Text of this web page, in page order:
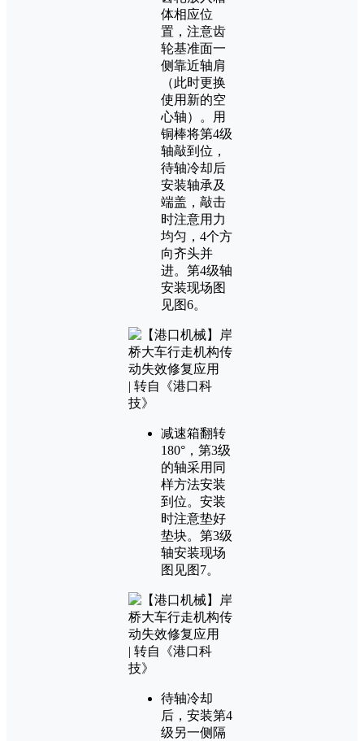
体相应位
置，注意齿
轮基准面一
侧靠近轴肩
（此时更换
使用新的空
心轴）。用
铜棒将第4级
轴敲到位，
待轴冷却后
安装轴承及
端盖，敲击
时注意用力
均匀，4个方
向齐头并
进。第4级轴
安装现场图
见图6。
减速箱翻转
180°，第3级
的轴采用同
样方法安装
到位。安装
时注意垫好
垫块。第3级
轴安装现场
图见图7。
待轴冷却
后，安装第4
级另一侧隔